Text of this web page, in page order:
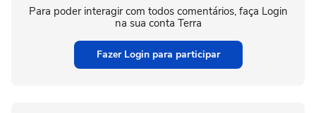
Para poder interagir com todos comentários, faça Login
na sua conta Terra
Fazer Login para participar